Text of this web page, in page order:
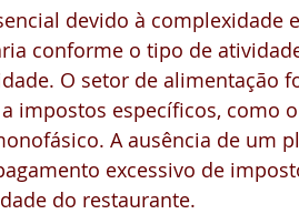
devido à complexidade
conforme o tipo de
O setor de alimentação
impostos específicos, como
A ausência de um
excessivo de
do restaurante.